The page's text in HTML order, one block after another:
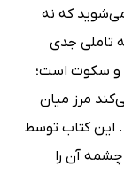
که نه
تاملی جدی
و سکوت است؛
مرز میان
این کتاب توسط
چشمه آن را